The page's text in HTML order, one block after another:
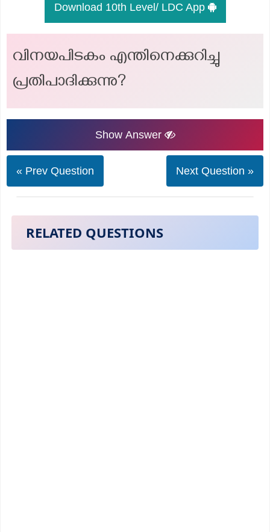
Download 10th Level/ LDC App
വിനയപിടകം എന്തിനെക്കുറിച്ചു
പ്രതിപാദിക്കുന്നു?
Show Answer
« Prev Question Next Question »
RELATED QUESTIONS